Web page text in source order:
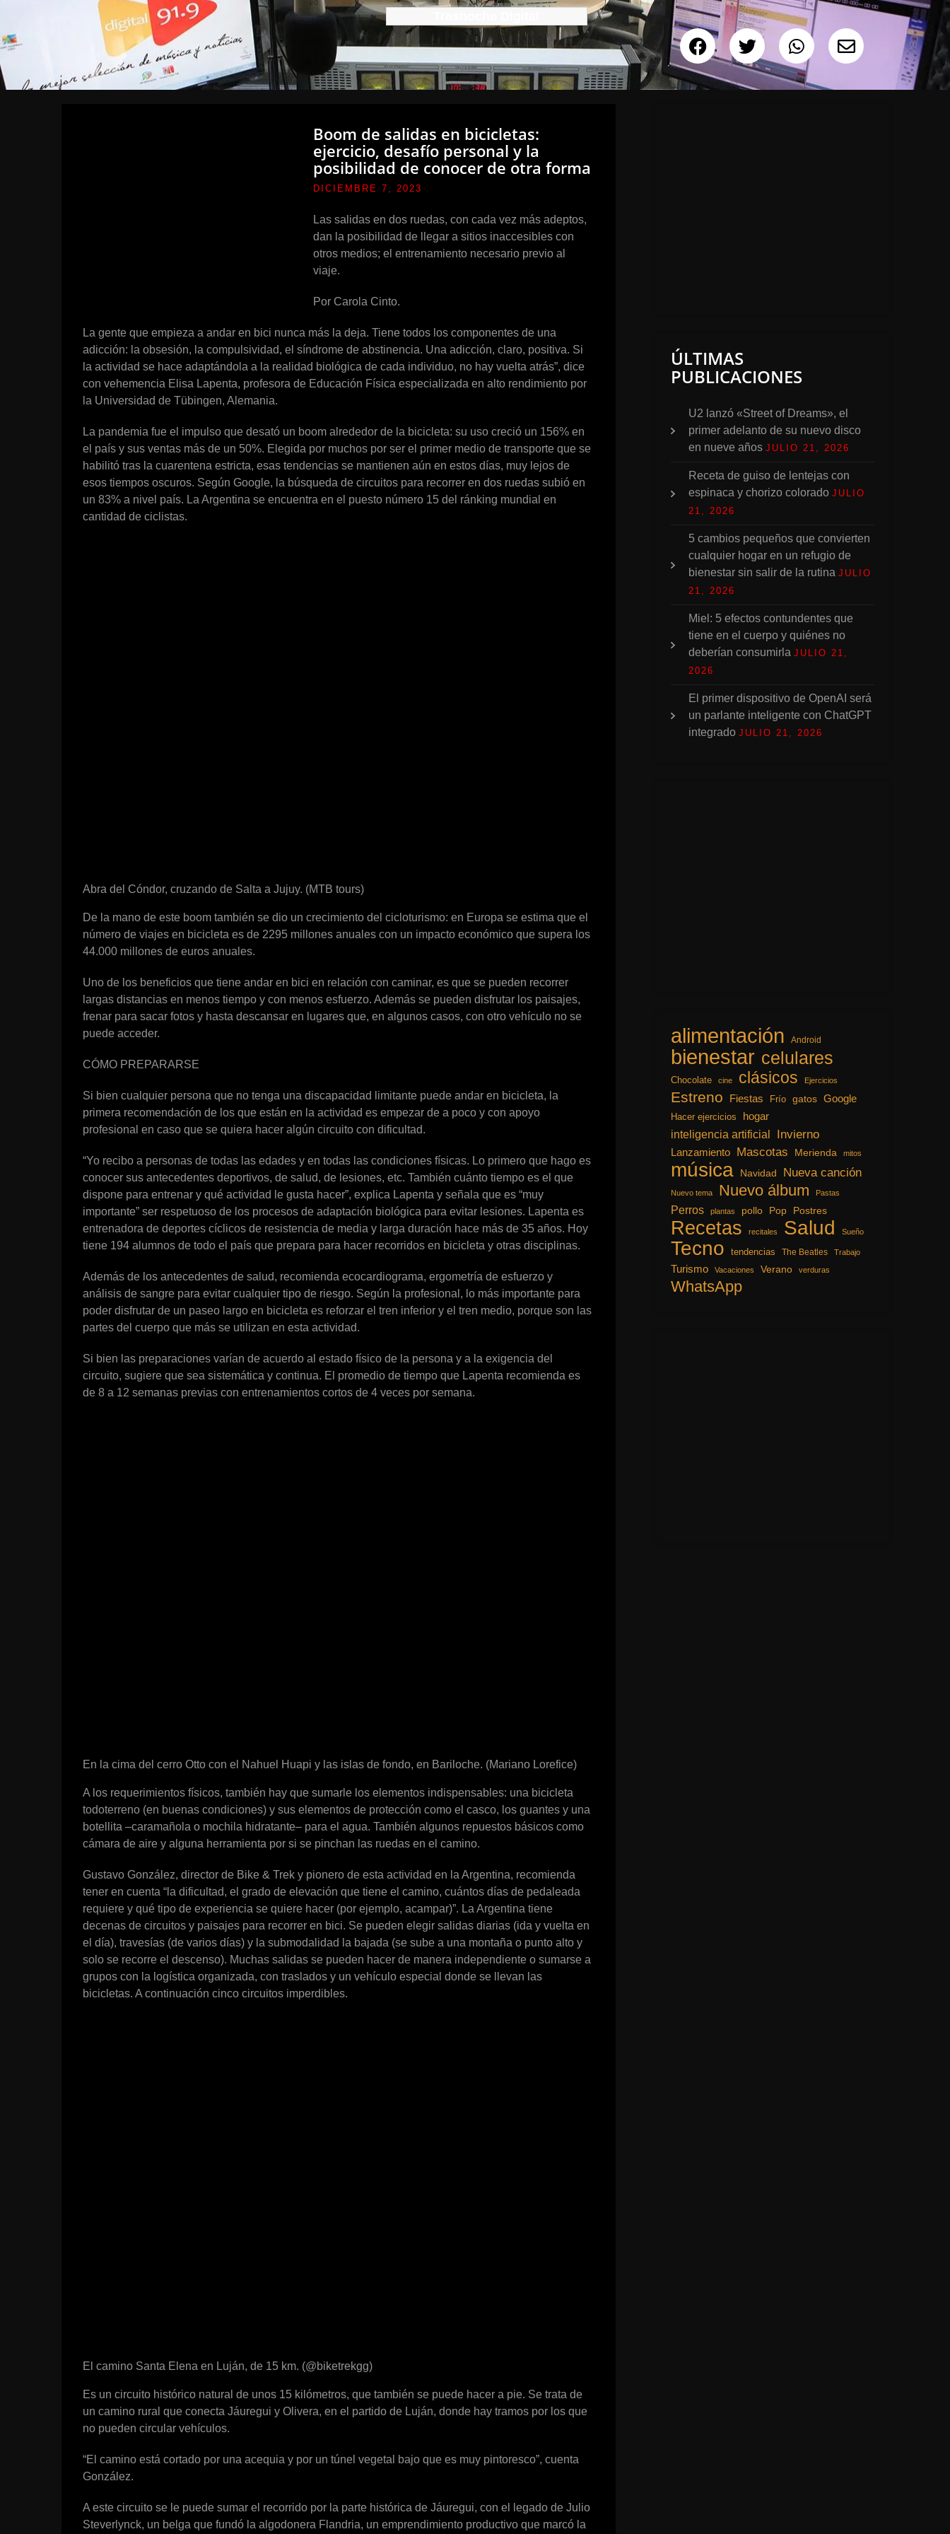
Boom de salidas en bicicletas:
ejercicio, desafío personal y la
posibilidad de conocer de otra forma
DICIEMBRE 7, 2023
Las salidas en dos ruedas, con cada vez más adeptos,
dan la posibilidad de llegar a sitios inaccesibles con
otros medios; el entrenamiento necesario previo al
viaje.
Por Carola Cinto.
La gente que empieza a andar en bici nunca más la deja. Tiene todos los componentes de una
adicción: la obsesión, la compulsividad, el síndrome de abstinencia. Una adicción, claro, positiva. Si
la actividad se hace adaptándola a la realidad biológica de cada individuo, no hay vuelta atrás”, dice
con vehemencia Elisa Lapenta, profesora de Educación Física especializada en alto rendimiento por
la Universidad de Tübingen, Alemania.
La pandemia fue el impulso que desató un boom alrededor de la bicicleta: su uso creció un 156% en
el país y sus ventas más de un 50%. Elegida por muchos por ser el primer medio de transporte que se
habilitó tras la cuarentena estricta, esas tendencias se mantienen aún en estos días, muy lejos de
esos tiempos oscuros. Según Google, la búsqueda de circuitos para recorrer en dos ruedas subió en
un 83% a nivel país. La Argentina se encuentra en el puesto número 15 del ránking mundial en
cantidad de ciclistas.
Abra del Cóndor, cruzando de Salta a Jujuy. (MTB tours)
De la mano de este boom también se dio un crecimiento del cicloturismo: en Europa se estima que el
número de viajes en bicicleta es de 2295 millones anuales con un impacto económico que supera los
44.000 millones de euros anuales.
Uno de los beneficios que tiene andar en bici en relación con caminar, es que se pueden recorrer
largas distancias en menos tiempo y con menos esfuerzo. Además se pueden disfrutar los paisajes,
frenar para sacar fotos y hasta descansar en lugares que, en algunos casos, con otro vehículo no se
puede acceder.
CÓMO PREPARARSE
Si bien cualquier persona que no tenga una discapacidad limitante puede andar en bicicleta, la
primera recomendación de los que están en la actividad es empezar de a poco y con apoyo
profesional en caso que se quiera hacer algún circuito con dificultad.
“Yo recibo a personas de todas las edades y en todas las condiciones físicas. Lo primero que hago es
conocer sus antecedentes deportivos, de salud, de lesiones, etc. También cuánto tiempo es el que
dispone para entrenar y qué actividad le gusta hacer”, explica Lapenta y señala que es “muy
importante” ser respetuoso de los procesos de adaptación biológica para evitar lesiones. Lapenta es
entrenadora de deportes cíclicos de resistencia de media y larga duración hace más de 35 años. Hoy
tiene 194 alumnos de todo el país que prepara para hacer recorridos en bicicleta y otras disciplinas.
Además de los antecedentes de salud, recomienda ecocardiograma, ergometría de esfuerzo y
análisis de sangre para evitar cualquier tipo de riesgo. Según la profesional, lo más importante para
poder disfrutar de un paseo largo en bicicleta es reforzar el tren inferior y el tren medio, porque son las
partes del cuerpo que más se utilizan en esta actividad.
Si bien las preparaciones varían de acuerdo al estado físico de la persona y a la exigencia del
circuito, sugiere que sea sistemática y continua. El promedio de tiempo que Lapenta recomienda es
de 8 a 12 semanas previas con entrenamientos cortos de 4 veces por semana.
En la cima del cerro Otto con el Nahuel Huapi y las islas de fondo, en Bariloche. (Mariano Lorefice)
A los requerimientos físicos, también hay que sumarle los elementos indispensables: una bicicleta
todoterreno (en buenas condiciones) y sus elementos de protección como el casco, los guantes y una
botellita –caramañola o mochila hidratante– para el agua. También algunos repuestos básicos como
cámara de aire y alguna herramienta por si se pinchan las ruedas en el camino.
Gustavo González, director de Bike & Trek y pionero de esta actividad en la Argentina, recomienda
tener en cuenta “la dificultad, el grado de elevación que tiene el camino, cuántos días de pedaleada
requiere y qué tipo de experiencia se quiere hacer (por ejemplo, acampar)”. La Argentina tiene
decenas de circuitos y paisajes para recorrer en bici. Se pueden elegir salidas diarias (ida y vuelta en
el día), travesías (de varios días) y la submodalidad la bajada (se sube a una montaña o punto alto y
solo se recorre el descenso). Muchas salidas se pueden hacer de manera independiente o sumarse a
grupos con la logística organizada, con traslados y un vehículo especial donde se llevan las
bicicletas. A continuación cinco circuitos imperdibles.
El camino Santa Elena en Luján, de 15 km. (@biketrekgg)
Es un circuito histórico natural de unos 15 kilómetros, que también se puede hacer a pie. Se trata de
un camino rural que conecta Jáuregui y Olivera, en el partido de Luján, donde hay tramos por los que
no pueden circular vehículos.
“El camino está cortado por una acequia y por un túnel vegetal bajo que es muy pintoresco”, cuenta
González.
A este circuito se le puede sumar el recorrido por la parte histórica de Jáuregui, con el legado de Julio
Steverlynck, un belga que fundó la algodonera Flandria, un emprendimiento productivo que marcó la
ÚLTIMAS
PUBLICACIONES
U2 lanzó «Street of Dreams», el
primer adelanto de su nuevo disco
en nueve años JULIO 21, 2026
Receta de guiso de lentejas con
espinaca y chorizo colorado JULIO
21, 2026
5 cambios pequeños que convierten
cualquier hogar en un refugio de
bienestar sin salir de la rutina JULIO
21, 2026
Miel: 5 efectos contundentes que
tiene en el cuerpo y quiénes no
deberían consumirla JULIO 21,
2026
El primer dispositivo de OpenAI será
un parlante inteligente con ChatGPT
integrado JULIO 21, 2026
alimentación Android
bienestar celulares
Chocolate cine clásicos Ejercicios
Estreno Fiestas Frío gatos Google
Hacer ejercicios hogar
inteligencia artificial Invierno
Lanzamiento Mascotas Merienda mitos
música Navidad Nueva canción
Nuevo tema Nuevo álbum Pastas
Perros plantas pollo Pop Postres
Recetas recitales Salud Sueño
Tecno tendencias The Beatles Trabajo
Turismo Vacaciones Verano verduras
WhatsApp